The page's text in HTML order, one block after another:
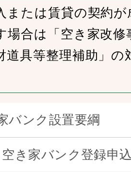
または賃貸の契約
場合は「空き家改修
道具等整理補助」
バンク設置要綱
き家バンク登録申